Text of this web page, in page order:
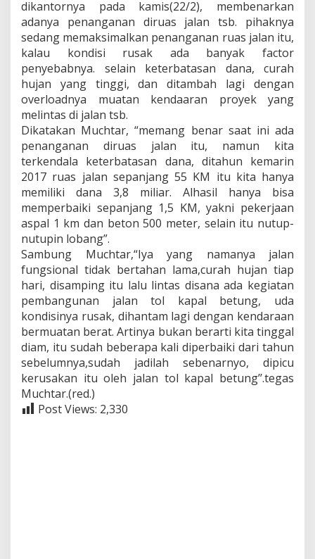
dikantornya pada kamis(22/2), membenarkan
adanya penanganan diruas jalan tsb. pihaknya
sedang memaksimalkan penanganan ruas jalan itu,
kalau kondisi rusak ada banyak factor
penyebabnya. selain keterbatasan dana, curah
hujan yang tinggi, dan ditambah lagi dengan
overloadnya muatan kendaaran proyek yang
melintas di jalan tsb.
Dikatakan Muchtar, “memang benar saat ini ada
penanganan diruas jalan itu, namun kita
terkendala keterbatasan dana, ditahun kemarin
2017 ruas jalan sepanjang 55 KM itu kita hanya
memiliki dana 3,8 miliar. Alhasil hanya bisa
memperbaiki sepanjang 1,5 KM, yakni pekerjaan
aspal 1 km dan beton 500 meter, selain itu nutup-
nutupin lobang”.
Sambung Muchtar,“Iya yang namanya jalan
fungsional tidak bertahan lama,curah hujan tiap
hari, disamping itu lalu lintas disana ada kegiatan
pembangunan jalan tol kapal betung, uda
kondisinya rusak, dihantam lagi dengan kendaraan
bermuatan berat. Artinya bukan berarti kita tinggal
diam, itu sudah beberapa kali diperbaiki dari tahun
sebelumnya,sudah jadilah sebenarnyo, dipicu
kerusakan itu oleh jalan tol kapal betung’’.tegas
Muchtar.(red.)
Post Views: 2,330